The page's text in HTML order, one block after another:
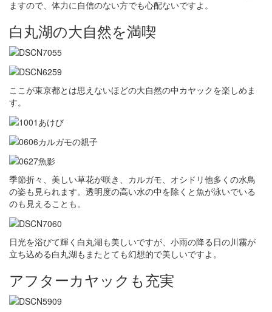
ますので、体力に自信のない方でも心配ないですよ。
白丸湖の大自然を満喫
ここが東京都とは思えないほどの大自然の中カヤックを楽しめま
す。
季節折々、美しい草花が咲き、カルガモ、オシドリ他多くの水鳥
の姿も見られます。透明度の高い水の中を除くと魚が泳いでいる
のも見えることも。
日光を浴びて輝く白丸湖も美しいですが、小雨の降る日の川霧が
立ち込める白丸湖もまたとても幻想的で美しいですよ。
アフターカヤックも充実